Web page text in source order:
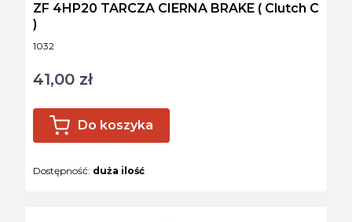
Kod produktu
1032
ZF 4HP20 TARCZA CIERNA BRAKE ( Clutch C
)
Cena
41,00 zł
Do koszyka
Dostępność: duża ilość